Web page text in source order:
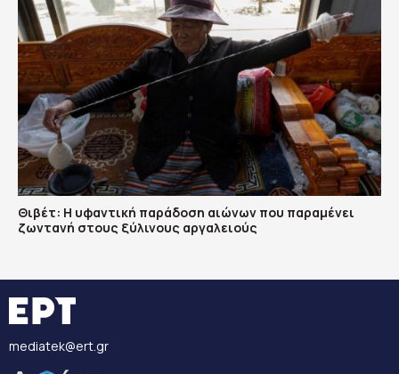
Θιβέτ: Η υφαντική παράδοση αιώνων που παραμένει
ζωντανή στους ξύλινους αργαλειούς
mediatek@ert.gr